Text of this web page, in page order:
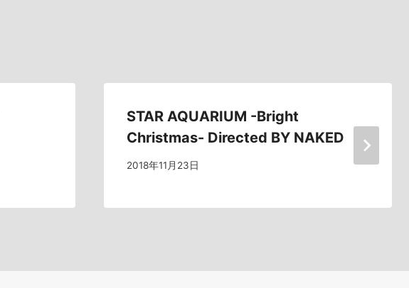
STAR AQUARIUM -Bright
Christmas- Directed BY NAKED
2018年11月23日